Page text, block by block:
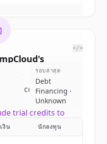
's
all competitors
trial credits to
</>
รอบล่าสุด
Debt
Financing ·
Unknown
งิน นักลงทุน